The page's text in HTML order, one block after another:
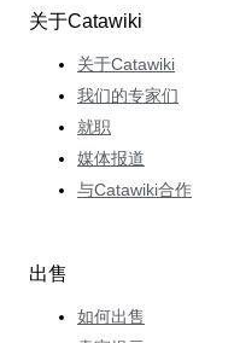
关于Catawiki
关于Catawiki
我们的专家们
就职
媒体报道
与Catawiki合作
出售
如何出售